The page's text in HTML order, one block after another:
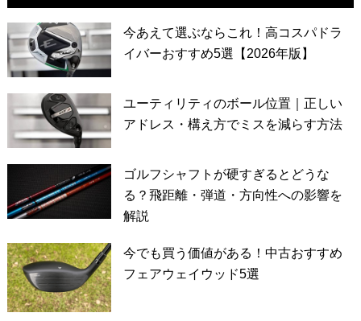
今あえて選ぶならこれ！高コスパドラ
イバーおすすめ5選【2026年版】
ユーティリティのボール位置｜正しい
アドレス・構え方でミスを減らす方法
ゴルフシャフトが硬すぎるとどうな
る？飛距離・弾道・方向性への影響を
解説
今でも買う価値がある！中古おすすめ
フェアウェイウッド5選